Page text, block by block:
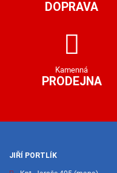
DOPRAVA
Kamenná
PRODEJNA
JIŘÍ PORTLÍK